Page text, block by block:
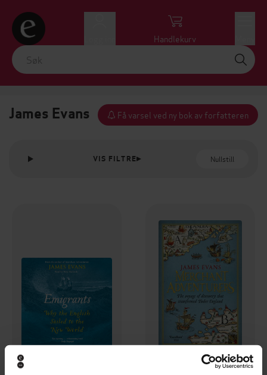
Handlekurv
James Evans Få varsel ved ny bok av forfatteren
VIS FILTRE Nullstill